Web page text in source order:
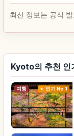
최신 정보는 공식
Kyoto의 추천 인
여행 인기 No.1